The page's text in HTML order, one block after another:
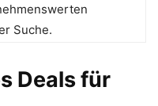
Suche.
Deals für